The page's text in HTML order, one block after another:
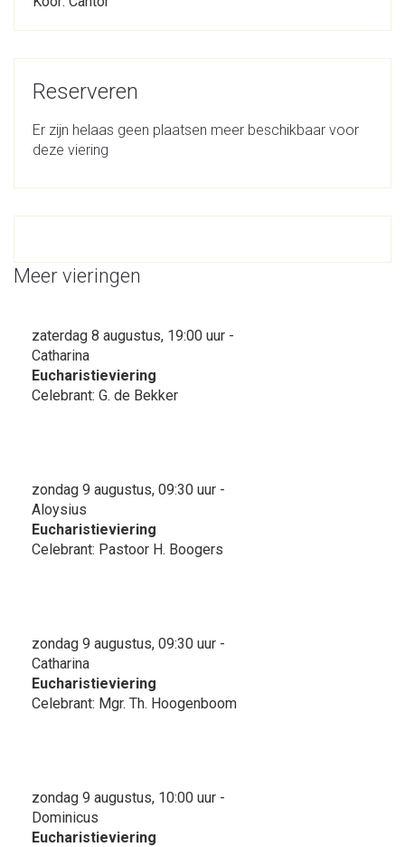
Reserveren
Er zijn helaas geen plaatsen meer beschikbaar voor
deze viering
Meer vieringen
zaterdag 8 augustus, 19:00 uur -
Catharina
Eucharistieviering
Celebrant: G. de Bekker
zondag 9 augustus, 09:30 uur -
Aloysius
Eucharistieviering
Celebrant: Pastoor H. Boogers
zondag 9 augustus, 09:30 uur -
Catharina
Eucharistieviering
Celebrant: Mgr. Th. Hoogenboom
zondag 9 augustus, 10:00 uur -
Dominicus
Eucharistieviering